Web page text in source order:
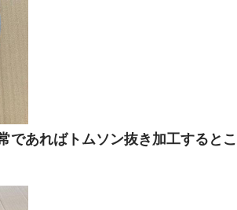
であればトムソン抜き加工すると